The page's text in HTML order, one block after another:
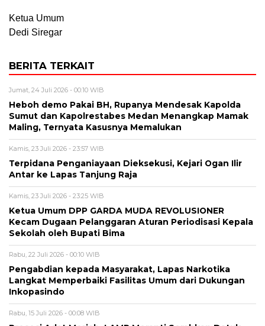
Ketua Umum
Dedi Siregar
BERITA TERKAIT
Jumat, 24 Juli 2026 - 00:10 WIB
Heboh demo Pakai BH, Rupanya Mendesak Kapolda
Sumut dan Kapolrestabes Medan Menangkap Mamak
Maling, Ternyata Kasusnya Memalukan
Kamis, 23 Juli 2026 - 23:57 WIB
Terpidana Penganiayaan Dieksekusi, Kejari Ogan Ilir
Antar ke Lapas Tanjung Raja
Kamis, 23 Juli 2026 - 23:25 WIB
Ketua Umum DPP GARDA MUDA REVOLUSIONER
Kecam Dugaan Pelanggaran Aturan Periodisasi Kepala
Sekolah oleh Bupati Bima
Rabu, 22 Juli 2026 - 00:10 WIB
Pengabdian kepada Masyarakat, Lapas Narkotika
Langkat Memperbaiki Fasilitas Umum dari Dukungan
Inkopasindo
Rabu, 15 Juli 2026 - 00:08 WIB